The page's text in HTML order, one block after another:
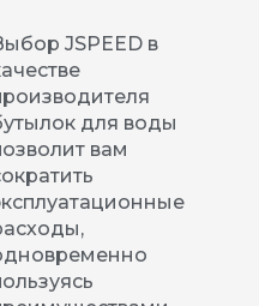
JSPEED в
для воды
вам